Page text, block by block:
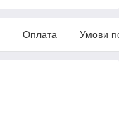
Оплата Умови